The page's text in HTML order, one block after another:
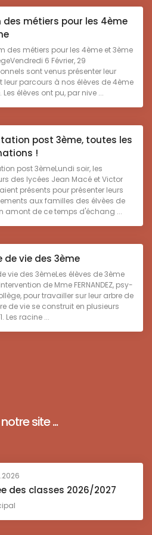
des métiers pour les 4ème
des métiers pour les 4ème et 3ème
6 Février, 29
sont venus présenter leur
leur parcours à nos élèves de 4ème
Les élèves ont pu, par nive ...
post 3ème, toutes les
!
post 3èmeLundi soir, les
des lycées Jean Macé et Victor
présents pour présenter leurs
aux familles des élvèes de
amont de ce temps d'échang ...
de vie des 3ème
vie des 3èmeLes élèves de 3ème
de Mme FERNANDEZ, psy-
pour travailler sur leur arbre de
de vie se construit en plusieurs
Les racine ...
site ...
des classes 2026/2027